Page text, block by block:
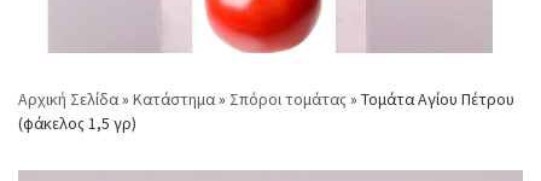
Αρχική Σελίδα» Κατάστημα» Σπόροι τομάτας » Τομάτα Αγίου Πέτρου
(φάκελος 1,5 γρ)